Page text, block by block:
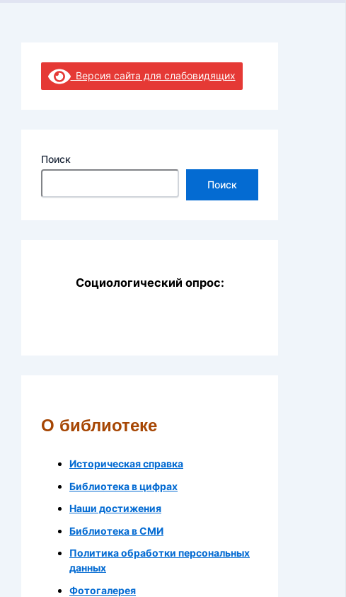
Версия сайта для слабовидящих
Поиск
Поиск
Социологический опрос:
О библиотеке
Историческая справка
Библиотека в цифрах
Наши достижения
Библиотека в СМИ
Политика обработки персональных
данных
Фотогалерея